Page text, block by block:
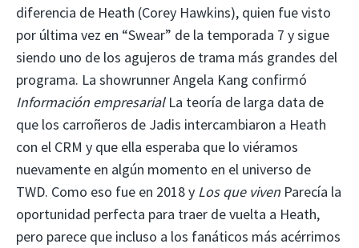
diferencia de Heath (Corey Hawkins), quien fue visto
por última vez en “Swear” de la temporada 7 y sigue
siendo uno de los agujeros de trama más grandes del
programa. La showrunner Angela Kang confirmó
Información empresarialLa teoría de larga data de
que los carroñeros de Jadis intercambiaron a Heath
con el CRM y que ella esperaba que lo viéramos
nuevamente en algún momento en el universo de
TWD. Como eso fue en 2018 y Los que viven Parecía la
oportunidad perfecta para traer de vuelta a Heath,
pero parece que incluso a los fanáticos más acérrimos